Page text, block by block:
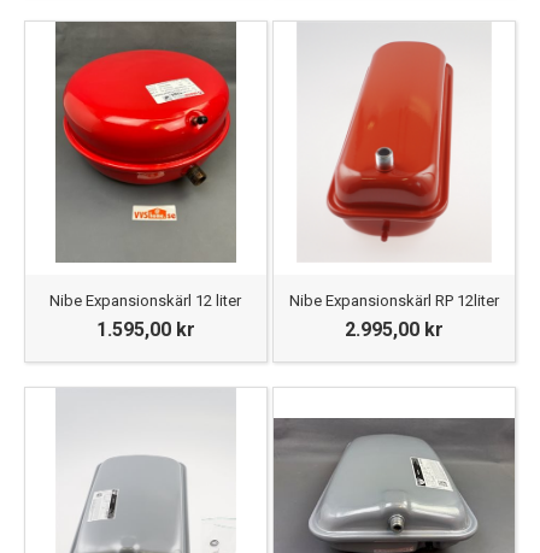
Nibe Expansionskärl 12 liter
1.595,00 kr
Nibe Expansionskärl RP 12liter
2.995,00 kr